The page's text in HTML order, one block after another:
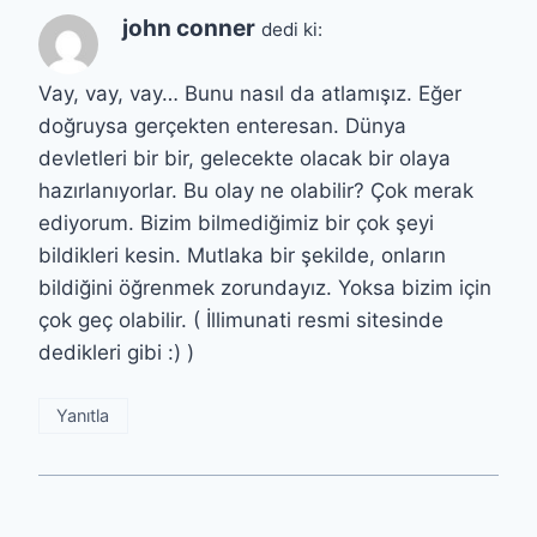
john conner dedi ki:
Vay, vay, vay… Bunu nasıl da atlamışız. Eğer
doğruysa gerçekten enteresan. Dünya
devletleri bir bir, gelecekte olacak bir olaya
hazırlanıyorlar. Bu olay ne olabilir? Çok merak
ediyorum. Bizim bilmediğimiz bir çok şeyi
bildikleri kesin. Mutlaka bir şekilde, onların
bildiğini öğrenmek zorundayız. Yoksa bizim için
çok geç olabilir. ( İllimunati resmi sitesinde
dedikleri gibi :) )
Yanıtla